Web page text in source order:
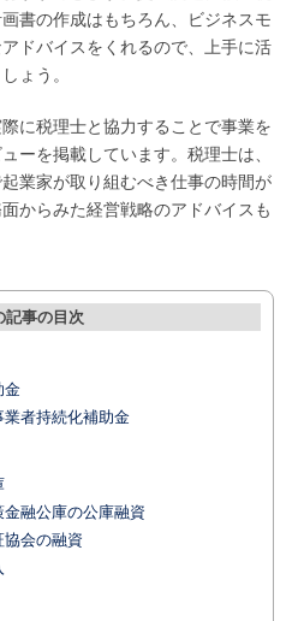
書の作成はもちろん、ビジネスモ
ドバイスをくれるので、上手に活
ょう。
に税理士と協力することで事業を
ーを掲載しています。税理士は、
業家が取り組むべき仕事の時間が
からみた経営戦略のアドバイスも
記事の目次
金
者持続化補助金
融公庫の公庫融資
会の融資